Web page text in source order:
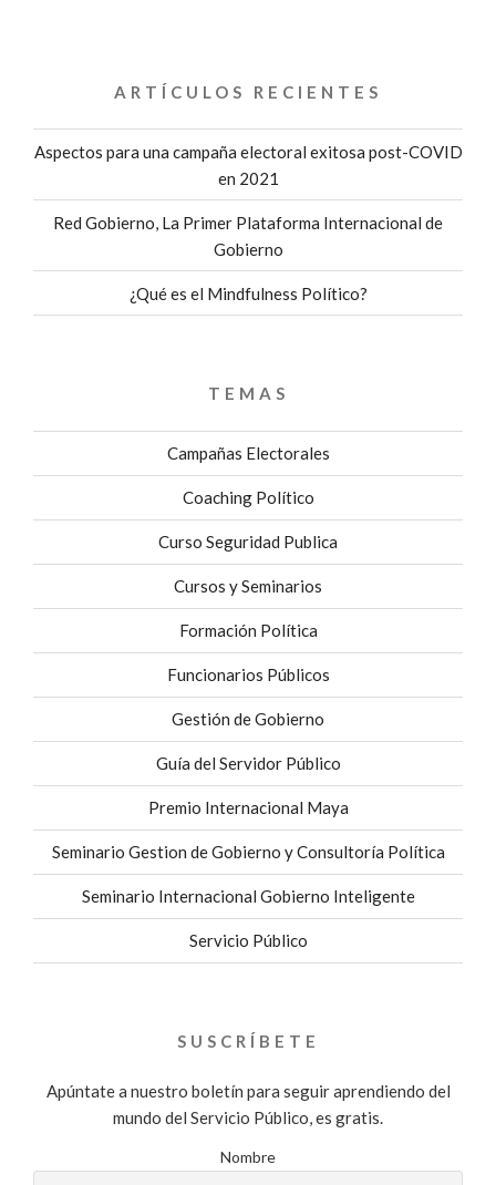
ARTÍCULOS RECIENTES
Aspectos para una campaña electoral exitosa post-COVID
en 2021
Red Gobierno, La Primer Plataforma Internacional de
Gobierno
¿Qué es el Mindfulness Político?
TEMAS
Campañas Electorales
Coaching Político
Curso Seguridad Publica
Cursos y Seminarios
Formación Política
Funcionarios Públicos
Gestión de Gobierno
Guía del Servidor Público
Premio Internacional Maya
Seminario Gestion de Gobierno y Consultoría Política
Seminario Internacional Gobierno Inteligente
Servicio Público
SUSCRÍBETE
Apúntate a nuestro boletín para seguir aprendiendo del
mundo del Servicio Público, es gratis.
Nombre